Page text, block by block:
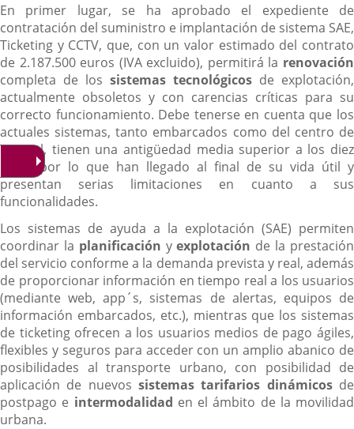
En primer lugar, se ha aprobado el expediente de
contratación del suministro e implantación de sistema SAE,
Ticketing y CCTV, que, con un valor estimado del contrato
de 2.187.500 euros (IVA excluido), permitirá la renovación
completa de los sistemas tecnológicos de explotación,
actualmente obsoletos y con carencias críticas para su
correcto funcionamiento. Debe tenerse en cuenta que los
actuales sistemas, tanto embarcados como del centro de
control, tienen una antigüedad media superior a los diez
años, por lo que han llegado al final de su vida útil y
presentan serias limitaciones en cuanto a sus
funcionalidades.
Los sistemas de ayuda a la explotación (SAE) permiten
coordinar la planificación yexplotación de la prestación
del servicio conforme a la demanda prevista y real, además
de proporcionar información en tiempo real a los usuarios
(mediante web, app´s, sistemas de alertas, equipos de
información embarcados, etc.), mientras que los sistemas
de ticketing ofrecen a los usuarios medios de pago ágiles,
flexibles y seguros para acceder con un amplio abanico de
posibilidades al transporte urbano, con posibilidad de
aplicación de nuevos sistemas tarifarios dinámicosde
postpago e intermodalidad en el ámbito de la movilidad
urbana.